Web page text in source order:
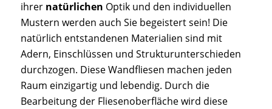
ihrer natürlichen Optik und den individuellen
Mustern werden auch Sie begeistert sein! Die
natürlich entstandenen Materialien sind mit
Adern, Einschlüssen und Strukturunterschieden
durchzogen. Diese Wandfliesen machen jeden
Raum einzigartig und lebendig. Durch die
Bearbeitung der Fliesenoberfläche wird diese